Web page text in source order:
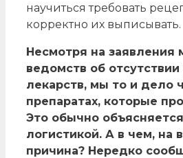
научиться требовать
корректно их выписывать.
Несмотря на заявления
ведомств об
лекарств, мы то и дело
препаратах, которые
Это обычно
логистикой. А в чем, на
причина? Нередко